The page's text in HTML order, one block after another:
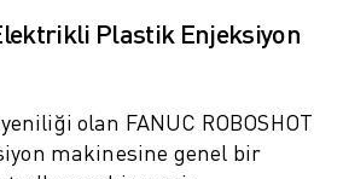
OLMA MALIYETIPlastik Enjeksiyon
olan FANUC ROBOSHOT
makinesine genel bir